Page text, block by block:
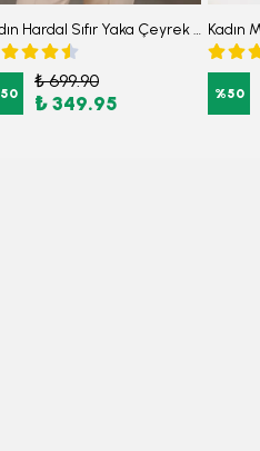
Kadın Hardal Sıfır Yaka Çeyrek Kol Desenli Gömlek ARM-25Y001021
50
₺ 699.90
₺ 349.95 %50